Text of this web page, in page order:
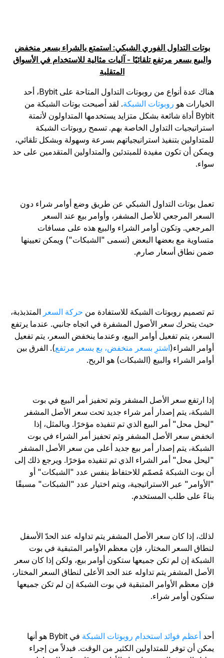
بوتات التداول الفوري الشبكي: استمتع بالشراء بسعر منخفض
والبيع بسعر مرتفع تلقائيًا - آليات مثالية للاستخدام في الأسواق
المتقلبة
هناك عدة أنواع من روبوتات التداول المتاحة على Bybit، أحد
هو روبوتات الشبكة. لقد أصبحت بوتات الشبكة من
Bybit أداة شائعة بشكل متزايد يستخدمها المتداولون لأتمتة
التداول الخاصة بهم. تسمح روبوتات الشبكة
بتنفيذ استراتيجياتهم بسرعة وسهولة وبشكل تلقائي،
أن تكون مفيدة للمبتدئين والمتداولين المتقدمين على حد
بوتات التداول الشبكي عن طريق وضع أوامر شراء دون
المرجعي للأصل المشفر، وأوامر بيع عند السعر
وتكون أوامر الشراء والبيع هذه على مسافات
مع بعضها البعض (تسمى "الشبكات") ويمكن تعيينها
نطاق أسعار صارم.
تصميم روبوتات الشبكة للاستفادة من حركة السعرالمتذبذبة،
يتحرك سعر الأصول المشفرة في اتجاه جانبي. عندما يرتفع
يتم تفعيل أوامر البيع، وعندما ينخفض السعر، يتم تفعيل
الشراء(اشترِ بسعر منخفض، بع بسعر مرتفع ). الفرق بين
الشراء والبيع (الشبكات) هو الربح.
ارتفع سعر الأصل المشفر وتم تحفيز أمر البيع في بوت
يتم إصدار أمر شراء جديد تحت سعر الأصل المشفر
محل" أمر البيع الذي تم تنفيذه مؤخرًا. وبالمثل، إذا
سعر الأصل المشفر وتم تحفيز أمر الشراء في بوت
يتم إصدار أمر بيع جديد أعلى من سعر الأصل المشفر
محل" أمر الشراء الذي تم تنفيذه مؤخرًا. ويرجع ذلك إلى
بوت الشبكة مُصمّم للاحتفاظ بنفس عدد "الشبكات" أو
عبر الاستراتيجية، ويتم اختيار عدد "الشبكات" مسبقًا
على طلب المستخدم.
إذا كان سعر الأصل المشفر يتم تداوله عند الحدّ الأسفل
السعر المختار، فإن معظم الأوامر المتبقية في بوت
إن لم تكن جميعها ستكون أوامر بيع، ولكن إذا كان سعر
المشفر يتم تداوله عند الحد الأعلى لنطاق السعر المختار،
معظم الأوامر المتبقية في بوت الشبكة إن لم تكن جميعها
أوامر شراء.
أعظم فوائد استخدام روبوتات الشبكة
في Bybit هو أنها
أن توفر للمتداولين الكثير من الوقت. فبدلاً من إجراء